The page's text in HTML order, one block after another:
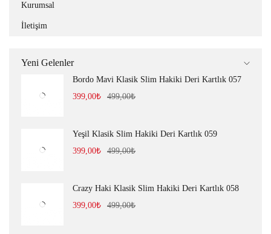
Kurumsal
İletişim
Yeni Gelenler
Bordo Mavi Klasik Slim Hakiki Deri Kartlık 057
499,00₺
399,00₺
Yeşil Klasik Slim Hakiki Deri Kartlık 059
499,00₺
399,00₺
Crazy Haki Klasik Slim Hakiki Deri Kartlık 058
499,00₺
399,00₺